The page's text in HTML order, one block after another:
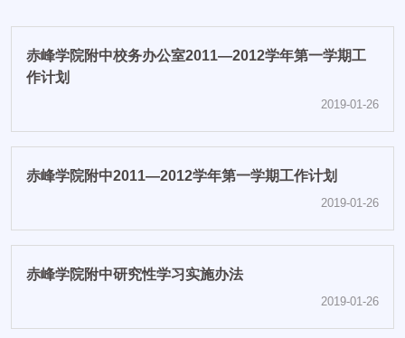
赤峰学院附中校务办公室2011—2012学年第一学期工
作计划
2019-01-26
赤峰学院附中2011—2012学年第一学期工作计划
2019-01-26
赤峰学院附中研究性学习实施办法
2019-01-26